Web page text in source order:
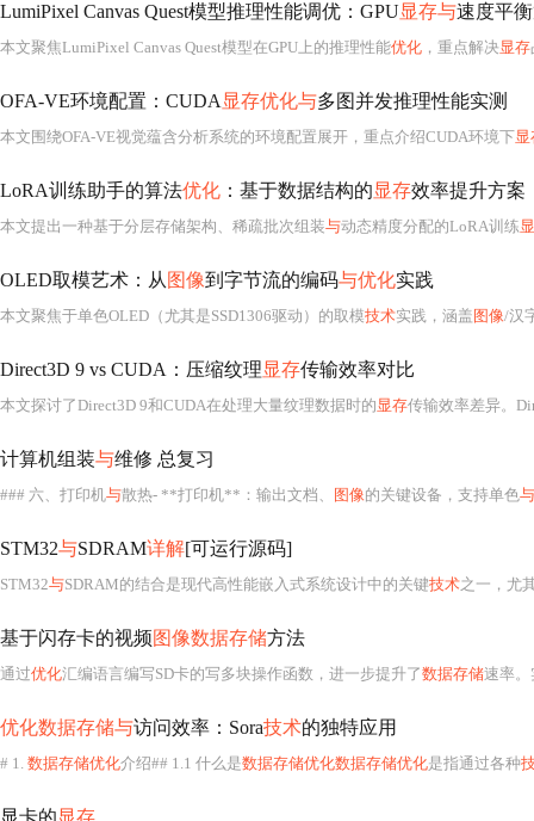
LumiPixel Canvas Quest模型推理性能调优：GPU显存与速度平
本文聚焦LumiPixel Canvas Quest模型在GPU上的推理性能优化 ，重点解决显存
OFA-VE环境配置：CUDA 显存优化与多图并发推理性能实测
本文围绕OFA-VE视觉蕴含分析系统的环境配置展开，重点介绍CUDA环境下显
LoRA训练助手的算法优化 ：基于数据结构的显存效率提升方案
本文提出一种基于分层存储架构、稀疏批次组装与动态精度分配的LoRA训练
OLED取模艺术：从 图像到字节流的编码与优化实践
本文聚焦于单色OLED（尤其是SSD1306驱动）的取模技术实践，涵盖 图像/汉字取
Direct3D 9 vs CUDA：压缩纹理显存传输效率对比
本文探讨了Direct3D 9和CUDA在处理大量纹理数据时的显存传输效率差异。Direct3D 9作为
计算机组装与维修 总复习
### 六、打印机与散热- **打印机**：输出文档、 图像的关键设备，支持单色与
STM32与SDRAM详解[可运行源码]
STM32与SDRAM的结合是现代高性能嵌入式系统设计中的关键技术之一，尤
基于闪存卡的视频图像数据存储方法
通过优化汇编语言编写SD卡的写多块操作函数，进一步提升了数据存储速率。
优化数据存储与访问效率：Sora技术的独特应用
# 1. 数据存储优化介绍## 1.1 什么是数据存储优化数据存储优化是指通过各种
显卡的显存